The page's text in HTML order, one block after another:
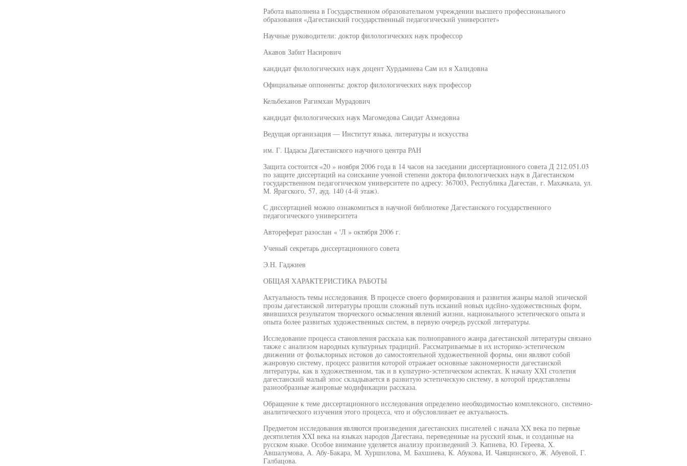
Работа выполнена в Государственном образовательном учреждении высшего профессионального
образования «Дагестанский государственный педагогический университет»
Научные руководители: доктор филологических наук профессор
Акавов Забит Насирович
кандидат филологических наук доцент Хурдамиева Сам ил я Халидовна
Официальные оппоненты: доктор филологических наук профессор
Кельбехаиов Рагимхан Мурадович
кандидат филологических наук Магомедова Саидат Ахмедовна
Ведущая организация — Институт языка, литературы и искусства
им. Г. Цадасы Дагестанского научного центра РАН
Защита состоится «20 » ноября 2006 года в 14 часов на заседании диссертационного совета Д 212.051.03
по защите диссертаций на соискание ученой степени доктора филологических наук в Дагестанском
государственном педагогическом университете по адресу: 367003, Республика Дагестан, г. Махачкала, ул.
М. Ярагского, 57, ауд. 140 (4-й этаж).
С диссертацией можно ознакомиться в научной библиотеке Дагестанского государственного
педагогического университета
Автореферат разослан « 'Л » октября 2006 г.
Ученый секретарь диссертационного совета
Э.Н. Гаджиев
ОБЩАЯ ХАРАКТЕРИСТИКА РАБОТЫ
Актуальность темы исследования. В процессе своего формирования и развития жанры малой эпической
прозы дагестанской литературы прошли сложный путь исканий новых идсйно-художествснных форм,
явившихся результатом творческого осмысления явлений жизни, национального эстетического опыта и
опыта более развитых художественных систем, в первую очередь русской литературы.
Исследование процесса становления рассказа как полноправного жанра дагестанской литературы связано
также с анализом народных культурных традиций. Рассматриваемые в их историко-эстетическом
движении от фольклорных истоков до самостоятельной художественной формы, они являют собой
жанровую систему, процесс развития которой отражает основные закономерности дагестанской
литературы, как в художественном, так и в культурно-эстетическом аспектах. К началу XXI столетия
дагестанский малый эпос складывается в развитую эстетическую систему, в которой представлены
разнообразные жанровые модификации рассказа.
Обращение к теме диссертационного исследования определено необходимостью комплексного, системно-
аналитического изучения этого процесса, что и обусловливает ее актуальность.
Предметом исследования являются произведения дагестанских писателей с начала XX века по первые
десятилетия XXI века на языках народов Дагестана, переведенные на русский язык, и созданные на
русском языке. Особое внимание уделяется анализу произведений Э. Капиева, Ю. Гереева, X.
Авшалумова, А. Абу-Бакара, М. Хуршилова, М. Бахшиева, К. Абукова, И. Чаящинского, Ж. Абуевой, Г.
Галбацова.